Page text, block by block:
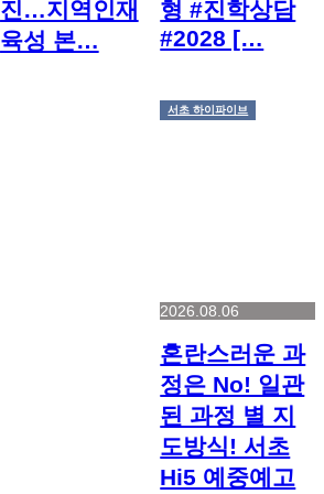
진…지역인재
육성 본…
형 #진학상담
#2028 […
서초 하이파이브
2026.08.06
혼란스러운 과
정은 No! 일관
된 과정 별 지
도방식! 서초
Hi5 예중예고